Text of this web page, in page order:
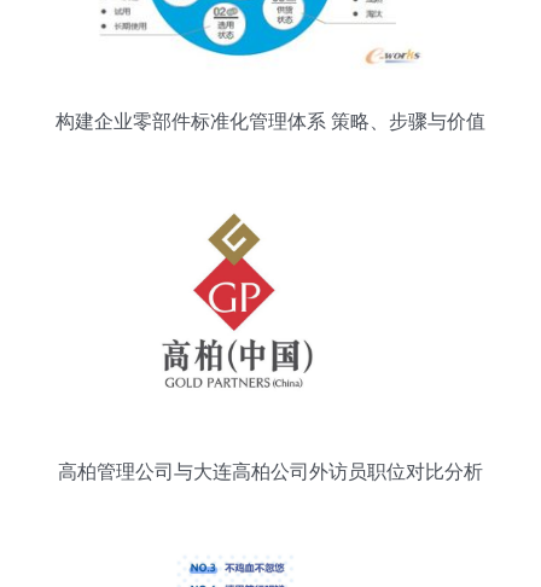
构建企业零部件标准化管理体系 策略、步骤与价值
高柏管理公司与大连高柏公司外访员职位对比分析